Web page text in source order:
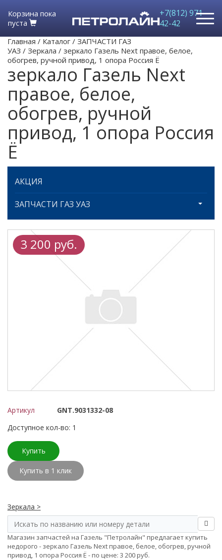
Корзина пока
пуста
+7(812) 971-
42-42
Главная / Каталог / ЗАПЧАСТИ ГАЗ
УАЗ / Зеркала / зеркало Газель Next правое, белое,
обогрев, ручной привод, 1 опора Россия Ё
зеркало Газель Next
правое, белое,
обогрев, ручной
привод, 1 опора Россия
Ё
АКЦИЯ
ЗАПЧАСТИ ГАЗ УАЗ
3 200 руб.
Артикул
GNT.9031332-08
Доступное кол-во: 1
Купить
Купить в 1 клик
Зеркала >
Магазин запчастей на Газель "Петролайн" предлагает купить
недорого - зеркало Газель Next правое, белое, обогрев, ручной
привод, 1 опора Россия Ё - по цене: 3 200 руб.